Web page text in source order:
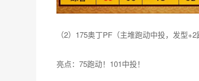
（2）175奥丁PF（主堆跑动中投，发型
亮点：75跑动！101中投！